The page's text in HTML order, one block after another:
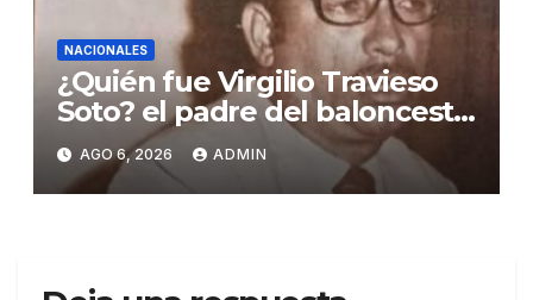
NACIONALES
¿Quién fue Virgilio Travieso
Soto? el padre del baloncesto
dominicano
AGO 6, 2026 ADMIN